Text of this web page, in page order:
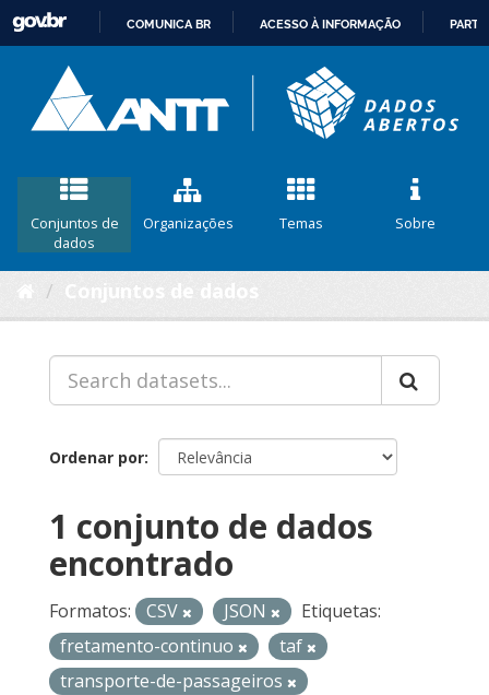
CONTEÚDO
COMUNICA BR ACESSO À INFORMAÇÃO
Conjuntos de
dados
Organizações Temas Sobre
Ordenar por
1 conjunto de dados
encontrado
Formatos: CSV JSON
Etiquetas:
fretamento-continuo
taf
transporte-de-passageiros